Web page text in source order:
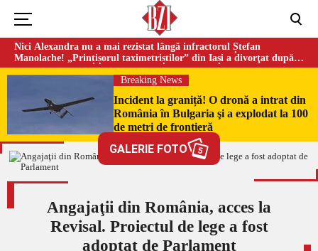
Nici Alexandra nu a mai rezistat lângă infractorul Ștefan
Manolache! „Prințișorul taximetriștilor” din Iași a divorţat după
doi ani de căsnicie
Breaking News
Incident la graniță! O dronă a intrat din
România în Bulgaria şi a explodat la 100
de metri de frontieră
GALERIE FOTO 5
Angajaţii din România, acces la
Revisal. Proiectul de lege a fost
adoptat de Parlament